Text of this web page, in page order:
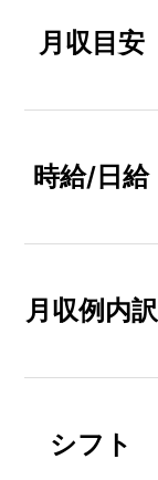
月収目安
時給/日給
月収例内訳
シフト